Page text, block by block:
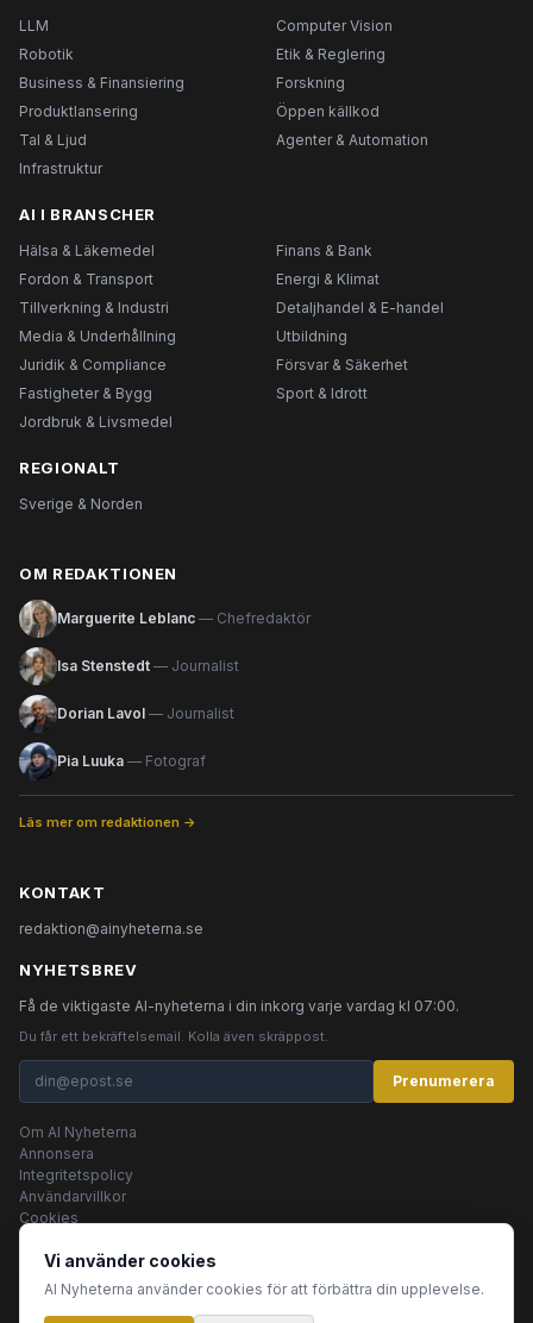
LLM
Computer Vision
Robotik
Etik & Reglering
Business & Finansiering
Forskning
Produktlansering
Öppen källkod
Tal & Ljud
Agenter & Automation
Infrastruktur
AI I BRANSCHER
Hälsa & Läkemedel
Finans & Bank
Fordon & Transport
Energi & Klimat
Tillverkning & Industri
Detaljhandel & E-handel
Media & Underhållning
Utbildning
Juridik & Compliance
Försvar & Säkerhet
Fastigheter & Bygg
Sport & Idrott
Jordbruk & Livsmedel
REGIONALT
Sverige & Norden
OM REDAKTIONEN
Marguerite Leblanc — Chefredaktör
Isa Stenstedt — Journalist
Dorian Lavol — Journalist
Pia Luuka — Fotograf
Läs mer om redaktionen →
KONTAKT
redaktion@ainyheterna.se
NYHETSBREV
Få de viktigaste AI-nyheterna i din inkorg varje vardag kl 07:00.
Du får ett bekräftelsemail. Kolla även skräppost.
Prenumerera
Om AI Nyheterna
Annonsera
Integritetspolicy
Användarvillkor
Cookies
© 2026 AI Nyheterna •Integritetspolicy•
Vi använder cookies
AI Nyheterna använder cookies för att förbättra din upplevelse.